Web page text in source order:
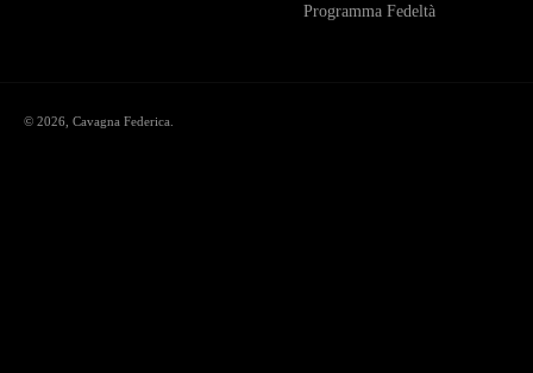
Programma Fedeltà
© 2026, Cavagna Federica